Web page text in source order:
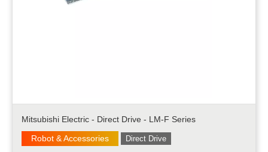
Mitsubishi Electric - Direct Drive - LM-F Series
Robot & Accessories
Direct Drive